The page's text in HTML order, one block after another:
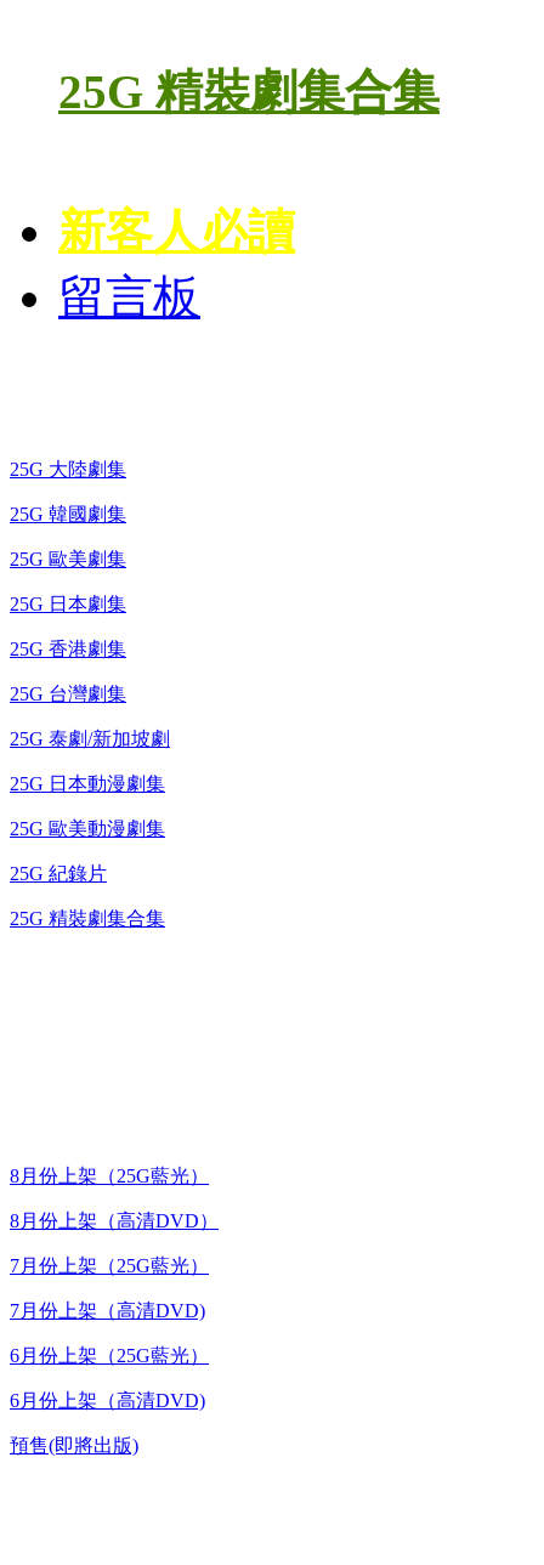
25G 精裝劇集合集
新客人必讀
留言板
25G 大陸劇集
25G 韓國劇集
25G 歐美劇集
25G 日本劇集
25G 香港劇集
25G 台灣劇集
25G 泰劇/新加坡劇
25G 日本動漫劇集
25G 歐美動漫劇集
25G 紀錄片
25G 精裝劇集合集
8月份上架（25G藍光）
8月份上架（高清DVD）
7月份上架（25G藍光）
7月份上架（高清DVD)
6月份上架（25G藍光）
6月份上架（高清DVD)
預售(即將出版)